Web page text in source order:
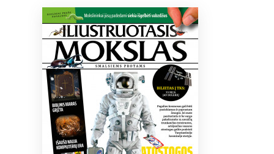
Naujienos
Bibliotekoms
+370 667 80 541
info@elvislab.lt